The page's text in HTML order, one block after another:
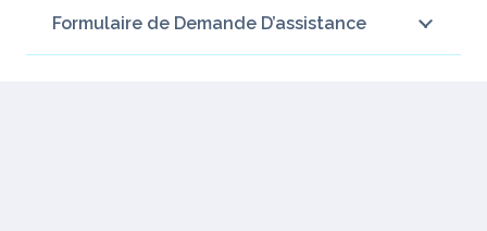
Formulaire de Demande D’assistance